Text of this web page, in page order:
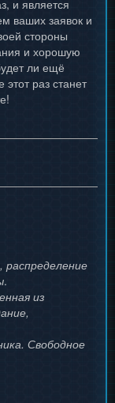
и является
ваших заявок и
стороны
и хорошую
ли ещё
раз станет
распределение
.
из
Свободное